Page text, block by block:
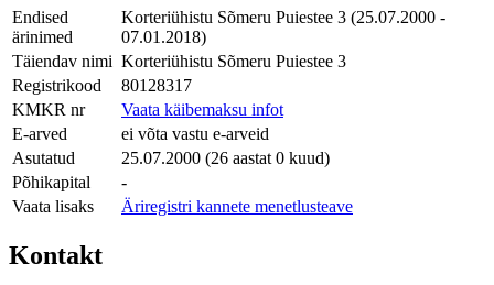
Endised
ärinimed
Korteriühistu Sõmeru Puiestee 3 (25.07.2000 -
07.01.2018)
Täiendav nimi Korteriühistu Sõmeru Puiestee 3
Registrikood
80128317
KMKR nr
Vaata käibemaksu infot
E-arved
ei võta vastu e-arveid
Asutatud
25.07.2000 (26 aastat 0 kuud)
Põhikapital
-
Vaata lisaks
Äriregistri kannete menetlusteave
Kontakt